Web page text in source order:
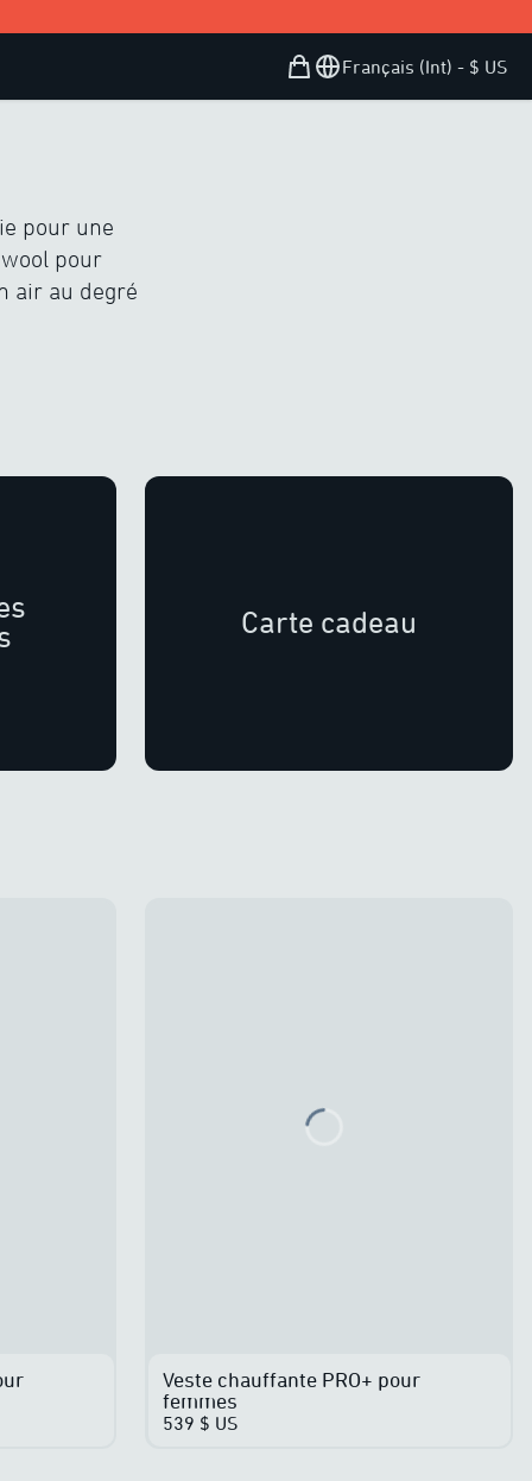
Panier d’achat
Open user menu
Français (Int) - $ US
pour une
pour
air au degré
Carte cadeau
Veste chauffante PRO+ pour
femmes
539 $ US